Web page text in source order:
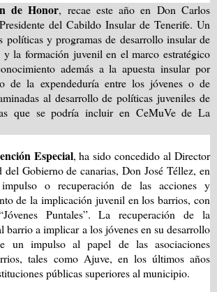
de Honor, recae este año en Don Carlos
del Cabildo Insular de Tenerife. Un
políticas y programas de desarrollo insular de
la formación juvenil en el marco estratégico
además a la apuesta insular por
de la expendeduría entre los jóvenes o de
al desarrollo de políticas juveniles de
que se podría incluir en CeMuVe de La
Especial, ha sido concedido al Director
del Gobierno de canarias, Don José Téllez, en
o recuperación de las acciones y
de la implicación juvenil en los barrios, con
Puntales”. La recuperación de la
barrio a implicar a los jóvenes en su desarrollo
un impulso al papel de las asociaciones
tales como Ajuve, en los últimos años
públicas superiores al municipio.